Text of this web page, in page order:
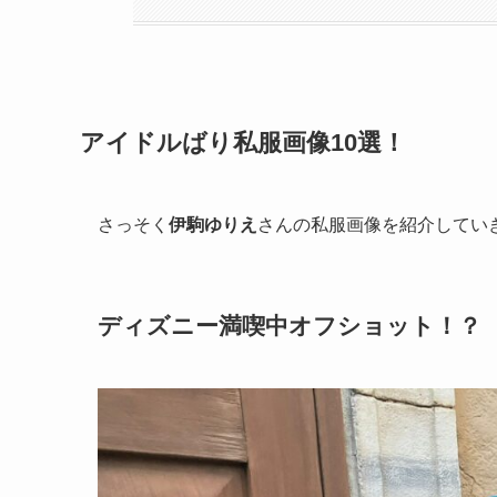
アイドルばり私服画像10選！
さっそく 伊駒ゆりえ さんの私服画像を紹介してい
ディズニー満喫中オフショット！？